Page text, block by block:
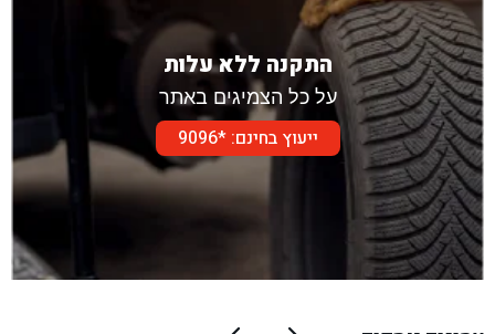
התקנה ללא עלות
על כל הצמיגים באתר
ייעוץ בחינם: *9096